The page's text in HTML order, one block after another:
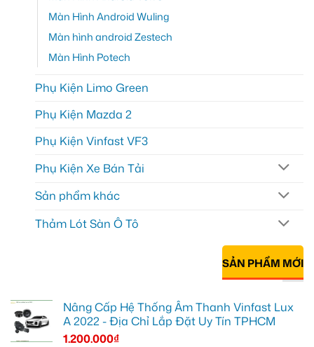
Màn Hình Android Wuling
Màn hình android Zestech
Màn Hình Potech
Phụ Kiện Limo Green
Phụ Kiện Mazda 2
Phụ Kiện Vinfast VF3
Phụ Kiện Xe Bán Tải
Sản phẩm khác
Thảm Lót Sàn Ô Tô
SẢN PHẨM MỚI
Nâng Cấp Hệ Thống Âm Thanh Vinfast Lux
A 2022 - Địa Chỉ Lắp Đặt Uy Tín TPHCM
1.200.000₫